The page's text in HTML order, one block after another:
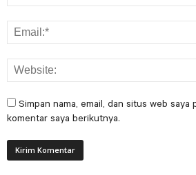
Simpan nama, email, dan situs web saya
komentar saya berikutnya.